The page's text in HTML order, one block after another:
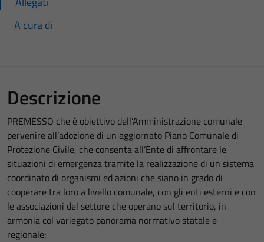
A cura di
Descrizione
PREMESSO che è obiettivo dell’Amministrazione comunale
pervenire all’adozione di un aggiornato Piano Comunale di
Protezione Civile, che consenta all’Ente di affrontare le
situazioni di emergenza tramite la realizzazione di un sistema
coordinato di organismi ed azioni che siano in grado di
cooperare tra loro a livello comunale, con gli enti esterni e con
le associazioni del settore che operano sul territorio, in
armonia col variegato panorama normativo statale e
regionale;